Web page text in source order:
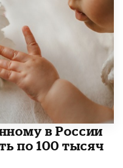
в России
по 100 тысяч